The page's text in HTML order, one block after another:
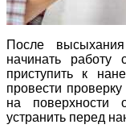
После
начинать
приступить к
провести
на поверхности
устранить перед